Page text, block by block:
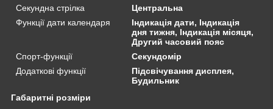
Секундна стрілка
Центральна
Функції дати календаря
Індикація дати, Індикація
дня тижня, Індикація місяця,
Другий часовий пояс
Спорт-функції
Секундомір
Додаткові функції
Підсвічування дисплея,
Будильник
Габаритні розміри